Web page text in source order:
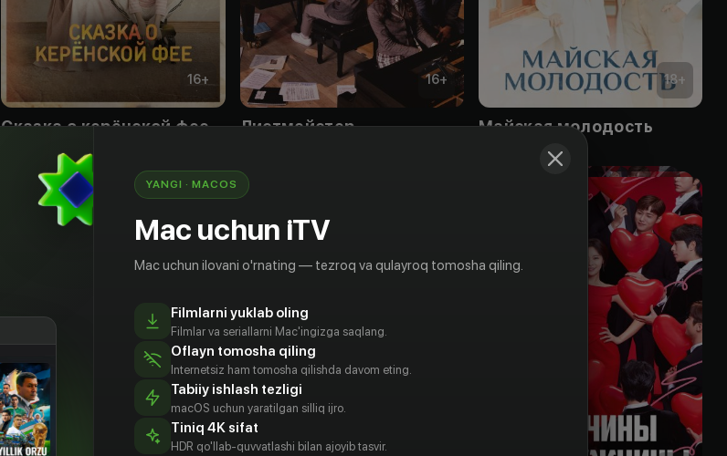
16+
Сказка о керёнской фее
16+
Листмейстер
18+
Майская молодость
YANGI · MACOS
Mac uchun iTV
Mac uchun ilovani o'rnating — tezroq va qulayroq tomosha qiling.
Filmlarni yuklab oling
Filmlar va seriallarni Mac'ingizga saqlang.
Oflayn tomosha qiling
Internetsiz ham tomosha qilishda davom eting.
Tabiiy ishlash tezligi
macOS uchun yaratilgan silliq ijro.
Tiniq 4K sifat
HDR qo'llab-quvvatlashi bilan ajoyib tasvir.